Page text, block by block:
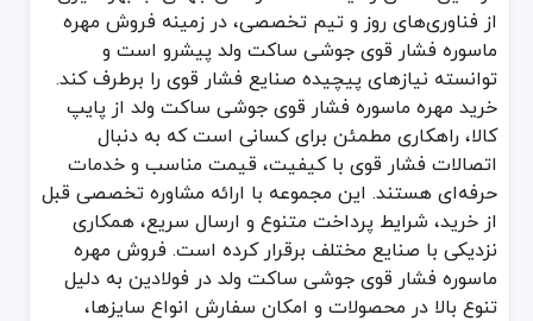
از فناوری‌های روز و تیم تخصصی، در زمینه فروش مهره
ماسوره فشار قوی جوشی ساکت ولد پیشرو است و
توانسته نیازهای پیچیده صنایع فشار قوی را برطرف کند.
خرید مهره ماسوره فشار قوی جوشی ساکت ولد از پایپ
کالا، راهکاری مطمئن برای کسانی است که به دنبال
اتصالات فشار قوی با کیفیت، قیمت مناسب و خدمات
حرفه‌ای هستند. این مجموعه با ارائه مشاوره تخصصی قبل
از خرید، شرایط پرداخت متنوع و ارسال سریع، همکاری
نزدیکی با صنایع مختلف برقرار کرده است. فروش مهره
ماسوره فشار قوی جوشی ساکت ولد در فولادین به دلیل
تنوع بالا در محصولات و امکان سفارش انواع سایزها،